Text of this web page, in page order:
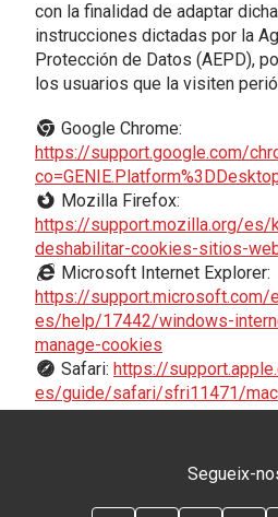
con la finalidad de adaptar
instrucciones dictadas por la
Protección de Datos (AEPD),
los usuarios que la visiten
Google Chrome:
https://support.google.com/
Mozilla Firefox:
https://support.mozilla.org/es/
deshabilitar-cookies-sitios-
Microsoft Internet Explorer:
https://support.microsoft.com/
es/help/17442/windows-
manage-cookies
Safari: https://
es/guide/safari/sfri11471/mac
Segueix-